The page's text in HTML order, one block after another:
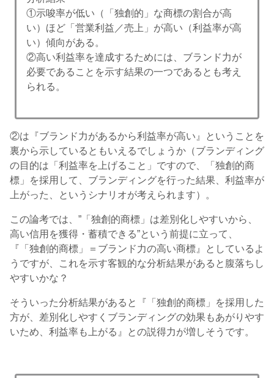
①示唆率が低い（「独創的」な商標の割合が高
い）ほど「営業利益／売上」が高い（利益率が高
い）傾向がある。
②高い利益率を達成するためには、ブランド力が
必要であることを示す結果の一つであるとも考え
られる。
②は『ブランド力があるから利益率が高い』ということを
裏から示しているともいえるでしょうか（ブランディング
の目的は「利益率を上げること」ですので、「独創的商
標」を採用して、ブランディングを行った結果、利益率が
上がった、というシナリオが考えられます）。
この論考では、”「独創的商標」は差別化しやすいから、
高い信用を獲得・蓄積できる”という前提に立って、
『「独創的商標」＝ブランド力の高い商標』としているよ
うですが、これを示す客観的な分析結果があると腹落ちし
やすいかな？
そういった分析結果があると『「独創的商標」を採用した
方が、差別化しやすくブランディングの効果もあがりやす
いため、利益率も上がる』との説得力が増しそうです。